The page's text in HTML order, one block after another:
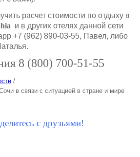
расчет стоимости по отдыху в
и в других отелях данной сети
+7 (962) 890-03-55, Павел, либо
8 (800) 700-51-55
/
в связи с ситуацией в стране и мире
с друзьями!